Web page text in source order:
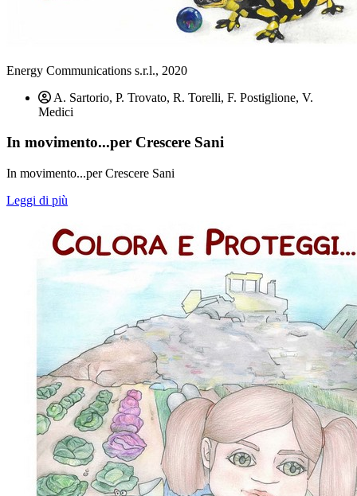
Energy Communications s.r.l., 2020
A. Sartorio, P. Trovato, R. Torelli, F. Postiglione, V.
Medici
In movimento...per Crescere Sani
In movimento...per Crescere Sani
Leggi di più